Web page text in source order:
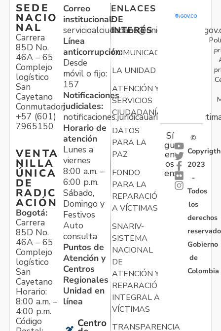
SEDE
NACIO
NAL
Carrera
85D No.
46A – 65
Complejo
logístico
San
Cayetano
Conmutador:
+57 (601)
7965150
VENTA
NILLA
ÚNICA
DE
RADIC
ACIÓN
Bogotá:
Carrera
85D No.
46A – 65
Complejo
logístico
San
Cayetano
Horario:
8:00 a.m. –
4:00 p.m.
Código
Correo
institucional:
Línea
anticorrupción:
Desde
móvil o fijo:
157
Notificaciones
judiciales:
Horario de
atención
Lunes a
viernes
8:00 a.m. –
6:00 p.m.
Sábado,
Domingo y
Festivos
Auto
consulta
Puntos de
Atención y
Centros
Regionales
Unidad en
línea
Centro
ENLACES
DE
INTERÉS
COMUNICACIONES
LA UNIDAD
ATENCIÓN Y
SERVICIOS
CIUDADANÍA
DATOS
PARA LA
PAZ
FONDO
PARA LA
REPARACIÓN
A VÍCTIMAS
SNARIV-
SISTEMA
NACIONAL
DE
ATENCIÓN Y
REPARACIÓN
INTEGRAL A
VÍCTIMAS
TRANSPARENCIA
Sí
gu
en
os
en:
©
Copyrigth
2023
-
Todos
los
derechos
Gobierno
de
Colombia